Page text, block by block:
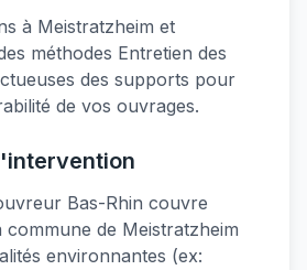
à Meistratzheim et
méthodes Entretien des
des supports pour
de vos ouvrages.
Bas-Rhin couvre
commune de Meistratzheim
environnantes (ex: